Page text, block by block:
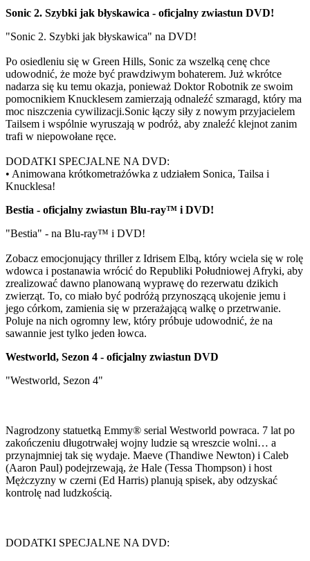
Sonic 2. Szybki jak błyskawica - oficjalny zwiastun DVD!
"Sonic 2. Szybki jak błyskawica" na DVD!
Po osiedleniu się w Green Hills, Sonic za wszelką cenę chce
udowodnić, że może być prawdziwym bohaterem. Już wkrótce
nadarza się ku temu okazja, ponieważ Doktor Robotnik ze swoim
pomocnikiem Knucklesem zamierzają odnaleźć szmaragd, który ma
moc niszczenia cywilizacji.Sonic łączy siły z nowym przyjacielem
Tailsem i wspólnie wyruszają w podróż, aby znaleźć klejnot zanim
trafi w niepowołane ręce.
DODATKI SPECJALNE NA DVD:
• Animowana krótkometrażówka z udziałem Sonica, Tailsa i
Knucklesa!
Bestia - oficjalny zwiastun Blu-ray™ i DVD!
"Bestia" - na Blu-ray™ i DVD!
Zobacz emocjonujący thriller z Idrisem Elbą, który wciela się w rolę
wdowca i postanawia wrócić do Republiki Południowej Afryki, aby
zrealizować dawno planowaną wyprawę do rezerwatu dzikich
zwierząt. To, co miało być podróżą przynoszącą ukojenie jemu i
jego córkom, zamienia się w przerażającą walkę o przetrwanie.
Poluje na nich ogromny lew, który próbuje udowodnić, że na
sawannie jest tylko jeden łowca.
Westworld, Sezon 4 - oficjalny zwiastun DVD
"Westworld, Sezon 4"
Nagrodzony statuetką Emmy® serial Westworld powraca. 7 lat po
zakończeniu długotrwałej wojny ludzie są wreszcie wolni… a
przynajmniej tak się wydaje. Maeve (Thandiwe Newton) i Caleb
(Aaron Paul) podejrzewają, że Hale (Tessa Thompson) i host
Mężczyzny w czerni (Ed Harris) planują spisek, aby odzyskać
kontrolę nad ludzkością.
DODATKI SPECJALNE NA DVD: